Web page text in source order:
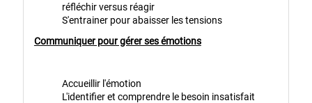
réfléchir versus réagir
S'entrainer pour abaisser les tensions
Communiquer pour gérer ses émotions
Accueillir l'émotion
L'identifier et comprendre le besoin insatisfait